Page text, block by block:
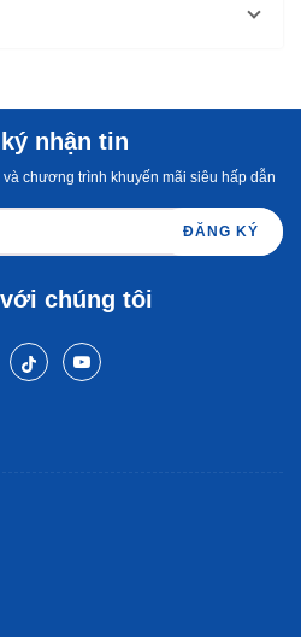
nhận tin
chương trình khuyến mãi siêu hấp dẫn
ĐĂNG KÝ
chúng tôi